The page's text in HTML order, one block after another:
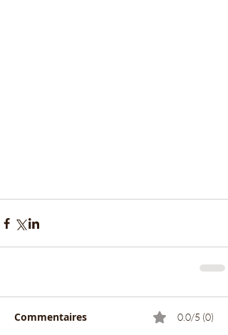
Commentaires 0.0/5 (0)